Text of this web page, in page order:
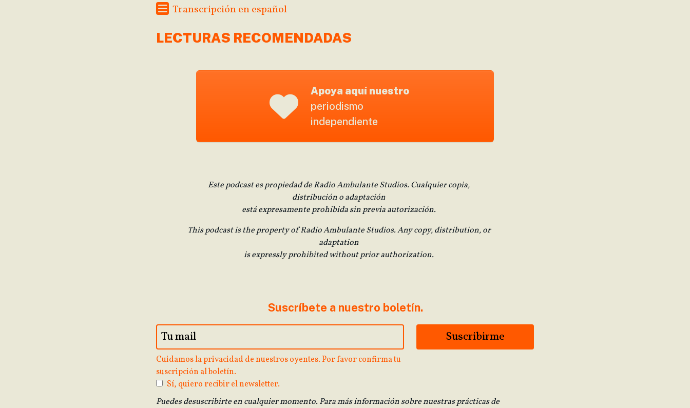
Transcripción en español
LECTURAS RECOMENDADAS
Apoya aquí nuestro
periodismo
independiente
Este podcast es propiedad de Radio Ambulante Studios. Cualquier copia,
distribución o adaptación
está expresamente prohibida sin previa autorización.
This podcast is the property of Radio Ambulante Studios. Any copy, distribution, or
adaptation
is expressly prohibited without prior authorization.
Suscríbete a nuestro boletín.
Cuidamos la privacidad de nuestros oyentes. Por favor confirma tu
suscripción al boletín.
Sí, quiero recibir el newsletter.
Puedes desuscribirte en cualquier momento. Para más información sobre nuestras prácticas de